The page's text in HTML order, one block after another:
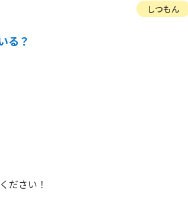
しつもん
る？
ださい！